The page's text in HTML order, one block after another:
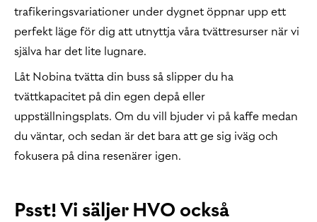
trafikeringsvariationer under dygnet öppnar upp ett
perfekt läge för dig att utnyttja våra tvättresurser när vi
själva har det lite lugnare.
Låt Nobina tvätta din buss så slipper du ha
tvättkapacitet på din egen depå eller
uppställningsplats. Om du vill bjuder vi på kaffe medan
du väntar, och sedan är det bara att ge sig iväg och
fokusera på dina resenärer igen.
Psst! Vi säljer HVO också